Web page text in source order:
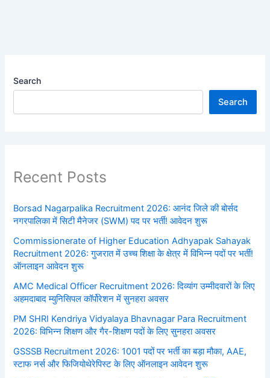
Search
Search
Recent Posts
Borsad Nagarpalika Recruitment 2026: आनंद जिले की बोर्सद
नगरपालिका में सिटी मैनेजर (SWM) पद पर भर्ती! आवेदन शुरू
Commissionerate of Higher Education Adhyapak Sahayak
Recruitment 2026: गुजरात में उच्च शिक्षा के क्षेत्र में विभिन्न पदों पर भर्ती!
ऑनलाइन आवेदन शुरू
AMC Medical Officer Recruitment 2026: दिव्यांग उम्मीदवारों के लिए
अहमदाबाद म्युनिसिपल कॉर्पोरेशन में सुनहरा अवसर
PM SHRI Kendriya Vidyalaya Bhavnagar Para Recruitment
2026: विभिन्न शिक्षण और गैर-शिक्षण पदों के लिए सुनहरा अवसर
GSSSB Recruitment 2026: 1001 पदों पर भर्ती का बड़ा मौका, AAE,
स्टाफ नर्स और फिजियोथेरेपिस्ट के लिए ऑनलाइन आवेदन शुरू